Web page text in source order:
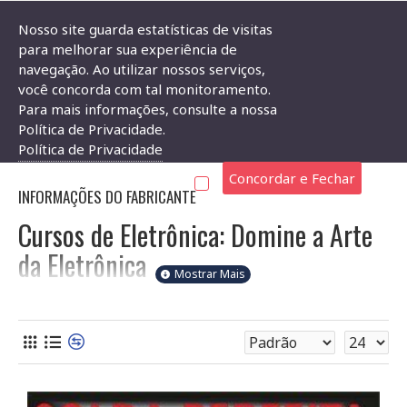
Curso de Eletrônica
CURSO DE ELETRÔNICA
INFORMAÇÕES DO FABRICANTE
Cursos de Eletrônica: Domine a Arte
da Eletrônica
você encontrará uma variedade de cursos, do básico ao
avançado, para impulsionar suas habilidades e conhecimento
em eletrônica. Nossos cursos abrangem diversos tópicos,
atendendo estudantes, makers, técnicos e engenheiros de
Nosso site guarda estatísticas de visitas
para melhorar sua experiência de
navegação. Ao utilizar nossos serviços,
você concorda com tal monitoramento.
Para mais informações, consulte a nossa
Política de Privacidade.
Política de Privacidade
Concordar e Fechar